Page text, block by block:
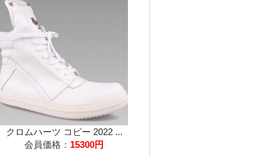
クロムハーツ コピー 2022 ...
会員価格： 15300円